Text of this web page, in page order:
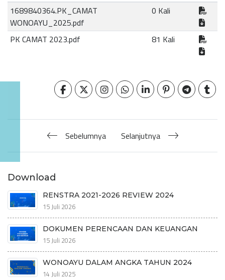
1689840364.PK_CAMAT
WONOAYU_2025.pdf
0 Kali
PK CAMAT 2023.pdf 81 Kali
Sebelumnya Selanjutnya
Download
RENSTRA 2021-2026 REVIEW 2024
15 Juli 2026
DOKUMEN PERENCAAN DAN KEUANGAN
15 Juli 2026
WONOAYU DALAM ANGKA TAHUN 2024
14 Juli 2025